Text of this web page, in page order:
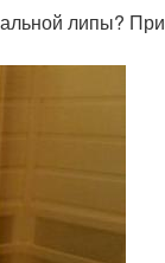
липы?